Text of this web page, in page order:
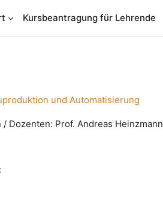
Kursbeantragung für Lehrende
und Automatisierung
Dozenten: Prof. Andreas Heinzmann